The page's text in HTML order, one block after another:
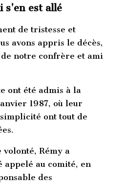
s’en est allé
de tristesse et
avons appris le décès,
notre confrère et ami
ont été admis à la
1987, où leur
ont tout de
volonté, Rémy a
appelé au comité, en
des